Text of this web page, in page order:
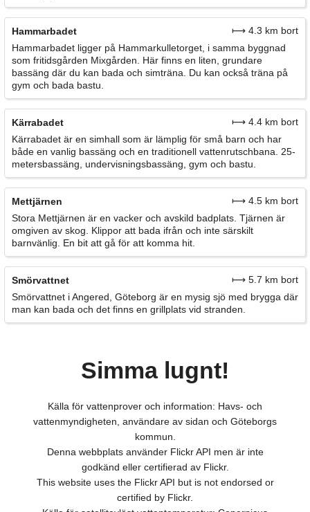
Hammarbadet
⟼ 4.3 km bort
Hammarbadet ligger på Hammarkulletorget, i samma byggnad
som fritidsgården Mixgården. Här finns en liten, grundare
bassäng där du kan bada och simträna. Du kan också träna på
gym och bada bastu.
Kärrabadet
⟼ 4.4 km bort
Kärrabadet är en simhall som är lämplig för små barn och har
både en vanlig bassäng och en traditionell vattenrutschbana. 25-
metersbassäng, undervisningsbassäng, gym och bastu.
Mettjärnen
⟼ 4.5 km bort
Stora Mettjärnen är en vacker och avskild badplats. Tjärnen är
omgiven av skog. Klippor att bada ifrån och inte särskilt
barnvänlig. En bit att gå för att komma hit.
Smörvattnet
⟼ 5.7 km bort
Smörvattnet i Angered, Göteborg är en mysig sjö med brygga där
man kan bada och det finns en grillplats vid stranden.
Simma lugnt!
Källa för vattenprover och information: Havs- och
vattenmyndigheten, användare av sidan och Göteborgs
kommun.
Denna webbplats använder Flickr API men är inte
godkänd eller certifierad av Flickr.
This website uses the Flickr API but is not endorsed or
certified by Flickr.